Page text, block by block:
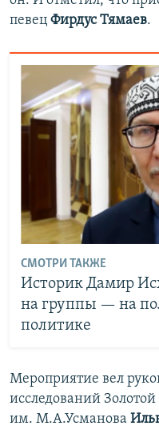
певец Фирдус Тямаев.
СМОТРИ ТАКЖЕ
Историк Дамир
на группы — на
политике
Мероприятие вел
исследований
им. М.А.Усманова